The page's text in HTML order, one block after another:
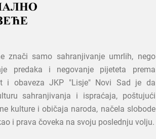
znači samo sahranjivanje umrlih, nego
predaka i negovanje pijeteta prema
i obaveza JKP "Lisje" Novi Sad je da
sahranjivanja i ispraćaja, poštujući
kulture i običaja naroda, načela slobode
i prava čoveka na svoju poslednju volju.